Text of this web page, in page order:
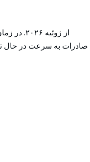
از ژوئیه
صادرات به سرعت در حال